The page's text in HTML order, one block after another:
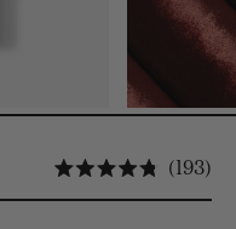
193